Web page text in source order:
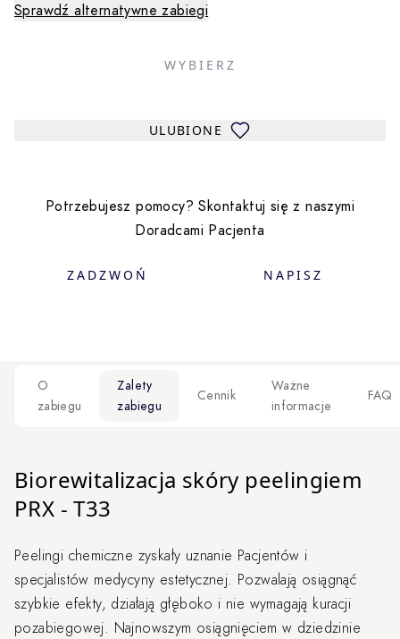
Sprawdź alternatywne zabiegi
WYBIERZ
ULUBIONE
Potrzebujesz pomocy? Skontaktuj się z naszymi
Doradcami Pacjenta
ZADZWOŃ NAPISZ
O
zabiegu
Zalety
zabiegu
Cennik
Ważne
informacje
FAQ
Biorewitalizacja skóry peelingiem
PRX - T33
Peelingi chemiczne zyskały uznanie Pacjentów i
specjalistów medycyny estetycznej. Pozwalają osiągnąć
szybkie efekty, działają głęboko i nie wymagają kuracji
pozabiegowej. Najnowszym osiągnięciem w dziedzinie